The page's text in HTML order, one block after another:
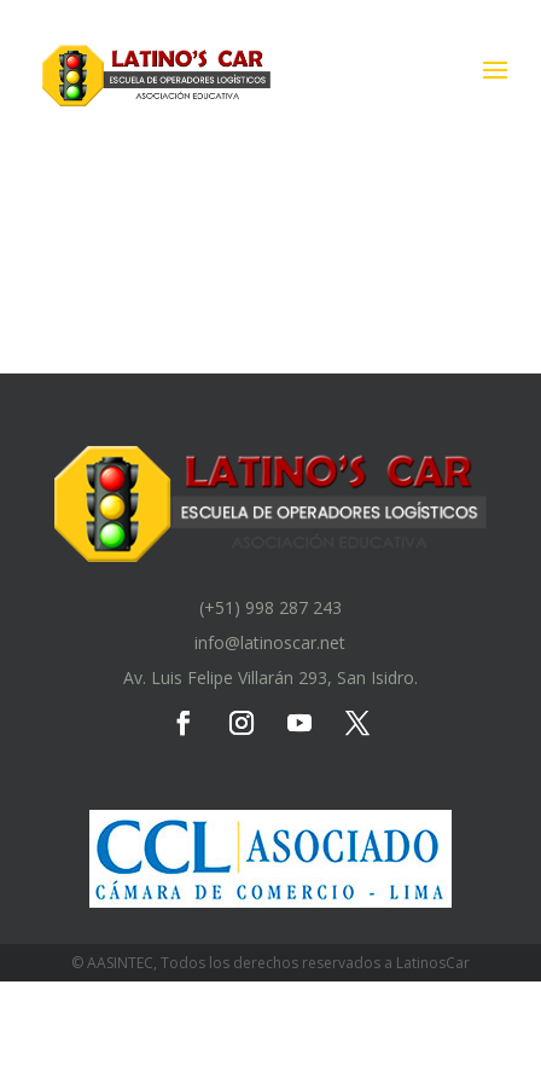
(+51) 998 287 243
info@latinoscar.net
Av. Luis Felipe Villarán 293, San Isidro.
© AASINTEC, Todos los derechos reservados a LatinosCar